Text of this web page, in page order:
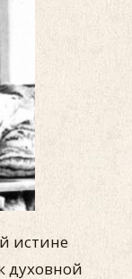
истине
духовной